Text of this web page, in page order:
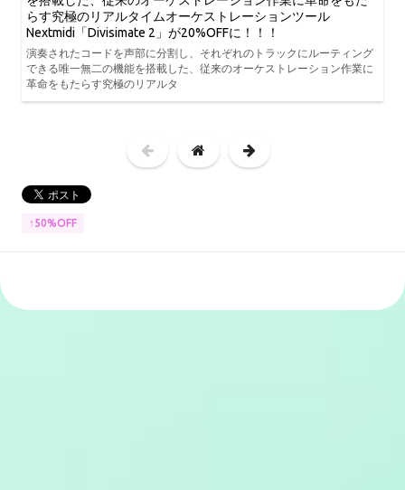
らす究極のリアルタイムオーケストレーションツール
Nextmidi「Divisimate 2」が20%OFFに！！！
演奏されたコードを声部に分割し、それぞれのトラックにルーティング
できる唯一無二の機能を搭載した、従来のオーケストレーション作業に
革命をもたらす究極のリアルタ
↑50%OFF